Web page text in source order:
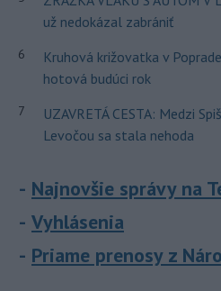
už nedokázal zabrániť
6
Kruhová križovatka v
hotová budúci rok
7
UZAVRETÁ CESTA: Medzi
Levočou sa stala nehoda
Najnovšie správy na
Vyhlásenia
Priame prenosy z